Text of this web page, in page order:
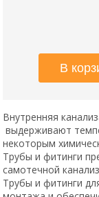
Внутренняя
выдерживают
некоторым
Трубы и фитинги
самотечной
Трубы и фитинги